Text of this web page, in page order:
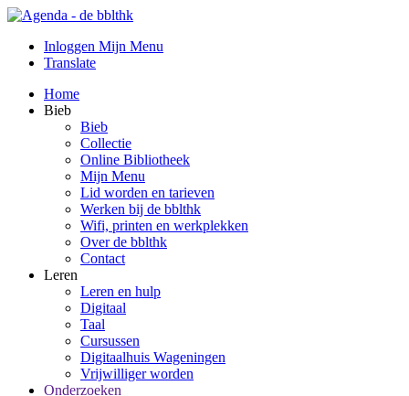
Inloggen Mijn Menu
Translate
Home
Bieb
Bieb
Collectie
Online Bibliotheek
Mijn Menu
Lid worden en tarieven
Werken bij de bblthk
Wifi, printen en werkplekken
Over de bblthk
Contact
Leren
Leren en hulp
Digitaal
Taal
Cursussen
Digitaalhuis Wageningen
Vrijwilliger worden
Onderzoeken